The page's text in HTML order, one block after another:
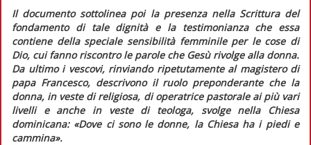
Il documento sottolinea poi la presenza nella Scrittura del
fondamento di tale dignità e la testimonianza che essa
contiene della speciale sensibilità femminile per le cose di
Dio, cui fanno riscontro le parole che Gesù rivolge alla donna.
Da ultimo i vescovi, rinviando ripetutamente al magistero di
papa Francesco, descrivono il ruolo preponderante che la
donna, in veste di religiosa, di operatrice pastorale ai più vari
livelli e anche in veste di teologa, svolge nella Chiesa
dominicana: «Dove ci sono le donne, la Chiesa ha i piedi e
cammina».